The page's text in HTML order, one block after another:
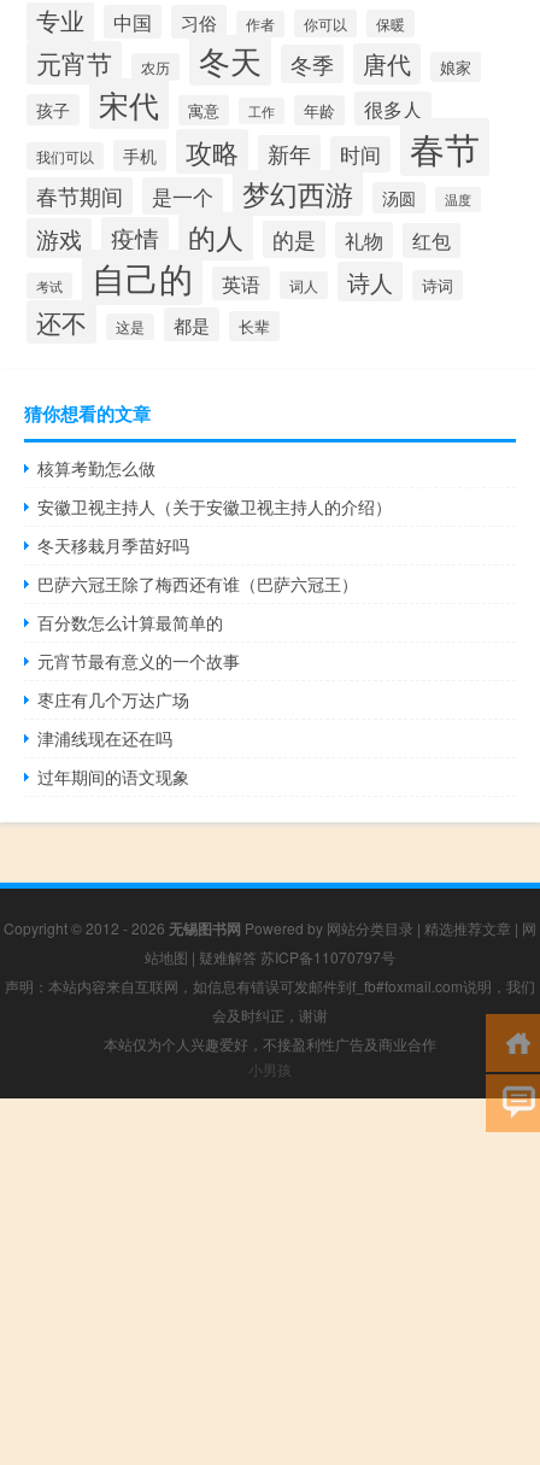
专业 中国 习俗 作者 你可以 保暖
元宵节 农历 冬天 冬季 唐代 娘家
孩子 宋代 寓意 工作 年龄 很多人
我们可以 手机 攻略 新年 时间 春节
春节期间 是一个 梦幻西游 汤圆 温度
游戏 疫情 的人 的是 礼物 红包
考试 自己的 英语 词人 诗人 诗词
还不 这是 都是 长辈
猜你想看的文章
核算考勤怎么做
安徽卫视主持人（关于安徽卫视主持人的介绍）
冬天移栽月季苗好吗
巴萨六冠王除了梅西还有谁（巴萨六冠王）
百分数怎么计算最简单的
元宵节最有意义的一个故事
枣庄有几个万达广场
津浦线现在还在吗
过年期间的语文现象
Copyright © 2012 - 2026 无锡图书网 Powered by 网站分类目录 | 精选推荐文章 | 网
站地图 | 疑难解答 苏ICP备11070797号
声明：本站内容来自互联网，如信息有错误可发邮件到f_fb#foxmail.com说明，我们
会及时纠正，谢谢
本站仅为个人兴趣爱好，不接盈利性广告及商业合作
小男孩